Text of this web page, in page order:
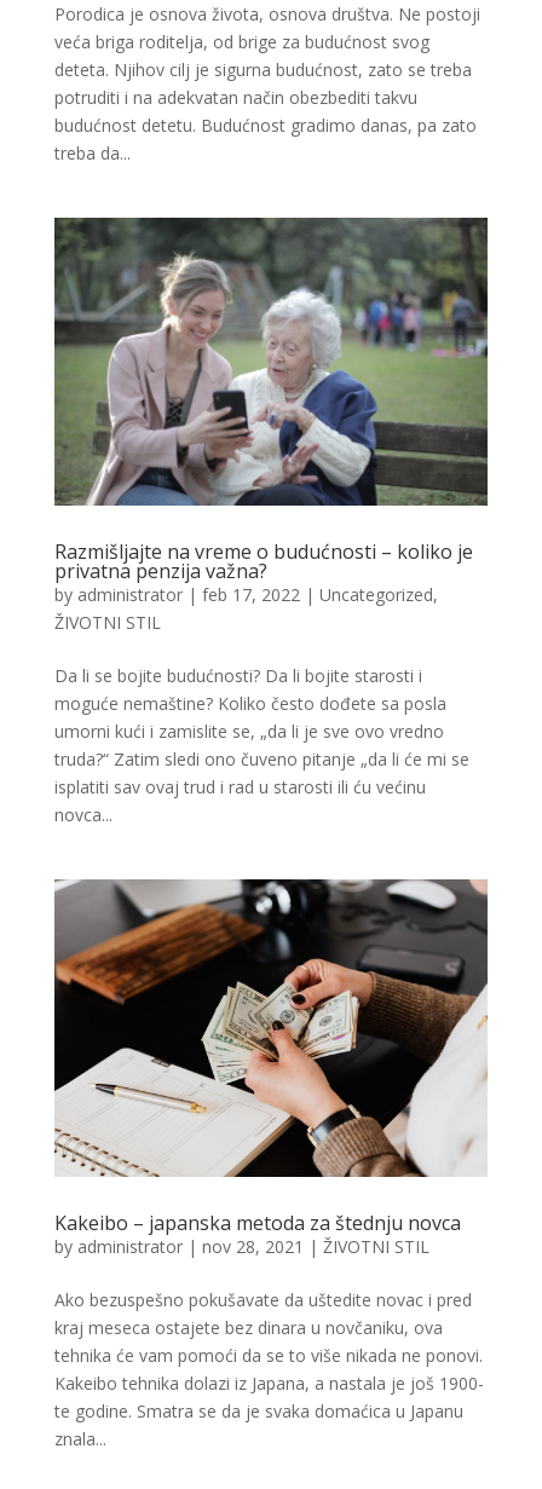
Porodica je osnova života, osnova društva. Ne postoji
veća briga roditelja, od brige za budućnost svog
deteta. Njihov cilj je sigurna budućnost, zato se treba
potruditi i na adekvatan način obezbediti takvu
budućnost detetu. Budućnost gradimo danas, pa zato
treba da...
Razmišljajte na vreme o budućnosti – koliko je
privatna penzija važna?
by administrator| feb 17, 2022| Uncategorized,
ŽIVOTNI STIL
Da li se bojite budućnosti? Da li bojite starosti i
moguće nemaštine? Koliko često dođete sa posla
umorni kući i zamislite se, „da li je sve ovo vredno
truda?“ Zatim sledi ono čuveno pitanje „da li će mi se
isplatiti sav ovaj trud i rad u starosti ili ću većinu
novca...
Kakeibo – japanska metoda za štednju novca
by administrator| nov 28, 2021 | ŽIVOTNI STIL
Ako bezuspešno pokušavate da uštedite novac i pred
kraj meseca ostajete bez dinara u novčaniku, ova
tehnika će vam pomoći da se to više nikada ne ponovi.
Kakeibo tehnika dolazi iz Japana, a nastala je još 1900-
te godine. Smatra se da je svaka domaćica u Japanu
znala...